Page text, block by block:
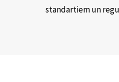
standartiem un